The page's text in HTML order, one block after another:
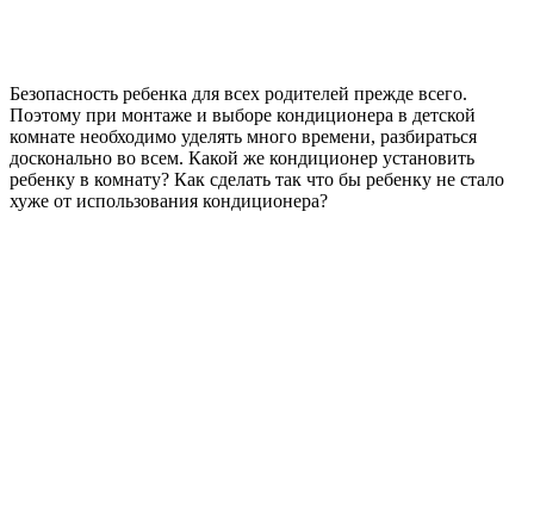
Безопасность ребенка для всех родителей прежде всего.
Поэтому при монтаже и выборе кондиционера в детской
комнате необходимо уделять много времени, разбираться
досконально во всем. Какой же кондиционер установить
ребенку в комнату? Как сделать так что бы ребенку не стало
хуже от использования кондиционера?